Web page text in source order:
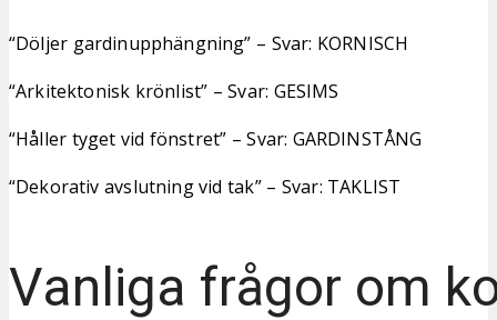
“Döljer gardinupphängning” – Svar: KORNISCH
“Arkitektonisk krönlist” – Svar: GESIMS
“Håller tyget vid fönstret” – Svar: GARDINSTÅNG
“Dekorativ avslutning vid tak” – Svar: TAKLIST
Vanliga frågor om